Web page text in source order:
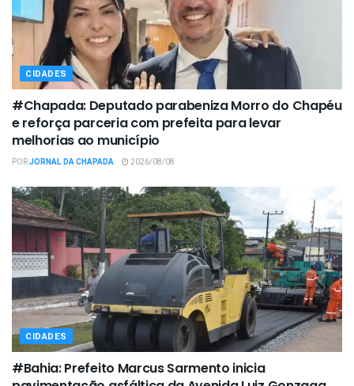
CIDADES
#Chapada: Deputado parabeniza Morro do Chapéu
e reforça parceria com prefeita para levar
melhorias ao município
PORJORNAL DA CHAPADA 2026/08/08
CIDADES
#Bahia: Prefeito Marcus Sarmento inicia